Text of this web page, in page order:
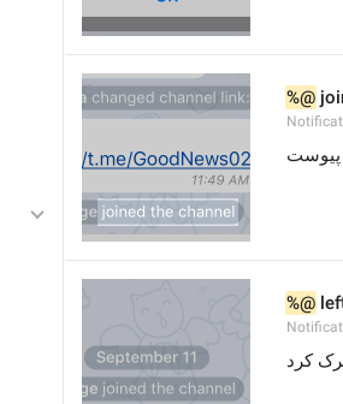
%@
پیوست
%@
کرد